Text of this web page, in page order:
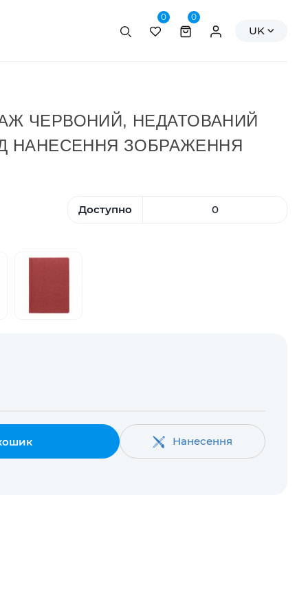
Пошук
0 0
Персональні
UK
ЧЕРВОНИЙ, НЕДАТОВАНИЙ
НАНЕСЕННЯ ЗОБРАЖЕННЯ
Доступно 0
Нанесення